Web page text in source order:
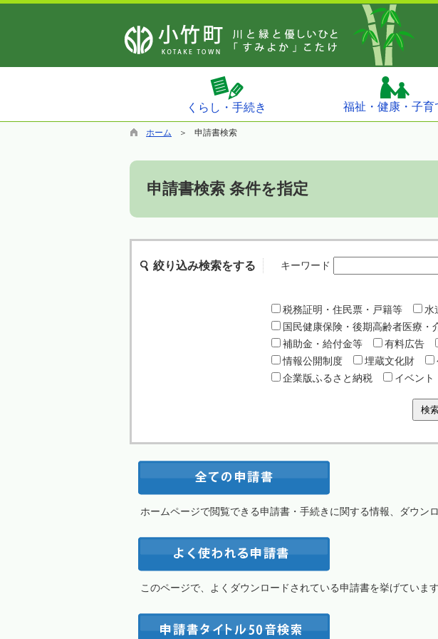
くらし・手続き 福祉・健康・子育
ホーム 申請書検索
申請書検索 条件を指定
絞り込み検索をする キーワード
税務証明・住民票・戸籍等
水
国民健康保険・後期高齢者医療・
補助金・給付金等
有料広告
情報公開制度
埋蔵文化財
企業版ふるさと納税
イベント
ホームページで閲覧できる申請書・手続きに関する情報、ダウン
このページで、よくダウンロードされている申請書を挙げていま